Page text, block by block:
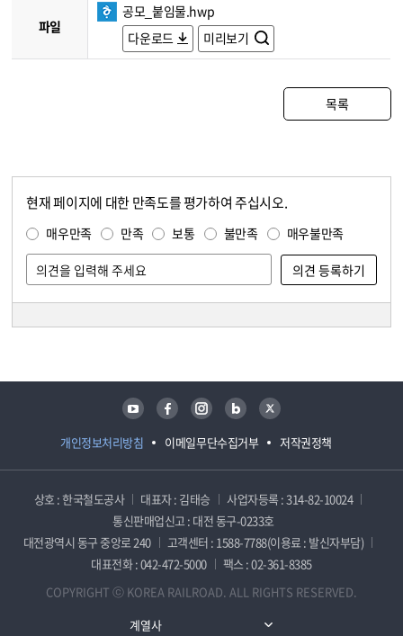
파일
공모_붙임물.hwp
다운로드
미리보기
목록
현재 페이지에 대한 만족도를 평가하여 주십시오.
매우만족 만족 보통 불만족 매우불만족
개인정보처리방침 이메일무단수집거부 저작권정책
유튜브 페이스북 인스타그램 블로그 트위터
상호 : 한국철도공사 대표자 : 김태승
사업자등록 : 314-82-10024
통신판매업신고 : 대전 동구-0233호
대전광역시 동구 중앙로 240
고객센터 : 1588-7788(이용료 : 발신자부담)
대표전화 : 042-472-5000
팩스 : 02-361-8385
COPYRIGHT ⓒ KOREA RAILROAD. ALL RIGHTS RESERVED.
계열사